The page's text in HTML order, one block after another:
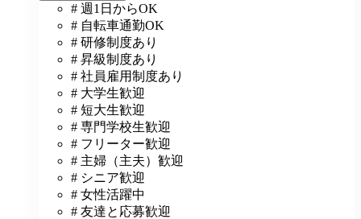
# 週1日からOK
# 自転車通勤OK
# 研修制度あり
# 昇級制度あり
# 社員雇用制度あり
# 大学生歓迎
# 短大生歓迎
# 専門学校生歓迎
# フリーター歓迎
# 主婦（主夫）歓迎
# シニア歓迎
# 女性活躍中
# 友達と応募歓迎